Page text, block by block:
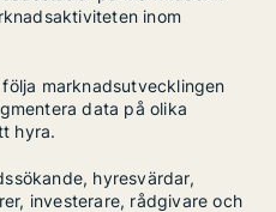
inom
marknadsutvecklingen
data på olika
hyra.
hyresvärdar,
investerare, rådgivare och